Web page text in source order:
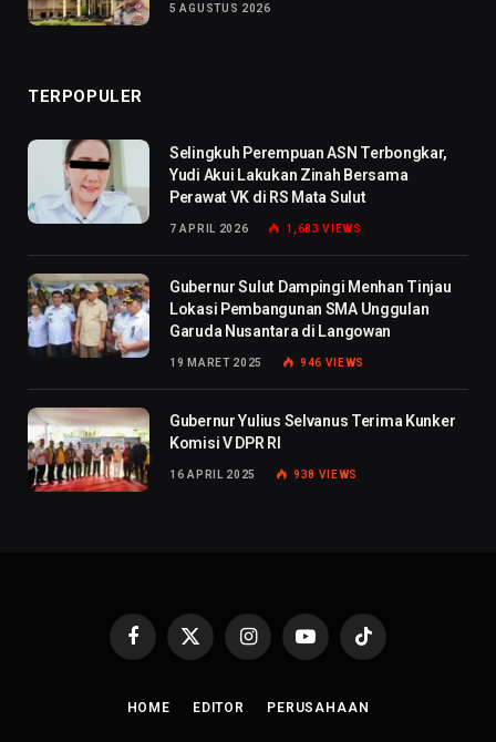
5 AGUSTUS 2026
TERPOPULER
Selingkuh Perempuan ASN Terbongkar,
Yudi Akui Lakukan Zinah Bersama
Perawat VK di RS Mata Sulut
7 APRIL 2026 1,683VIEWS
Gubernur Sulut Dampingi Menhan Tinjau
Lokasi Pembangunan SMA Unggulan
Garuda Nusantara di Langowan
19 MARET 2025 946 VIEWS
Gubernur Yulius Selvanus Terima Kunker
Komisi V DPR RI
16 APRIL 2025 938 VIEWS
Facebook
X
InstagramYouTubeTikTok
HOME EDITOR PERUSAHAAN